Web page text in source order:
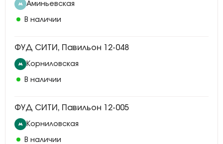
Аминьевская
В наличии
ФУД СИТИ, Павильон 12-048
Корниловская
В наличии
ФУД СИТИ, Павильон 12-005
Корниловская
В наличии